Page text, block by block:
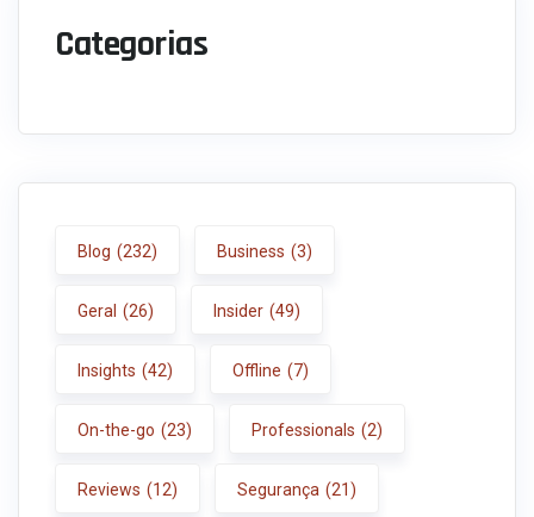
Categorias
Blog (232) Business (3)
Geral (26) Insider (49)
Insights (42) Offline (7)
On-the-go (23) Professionals (2)
Reviews (12) Segurança (21)